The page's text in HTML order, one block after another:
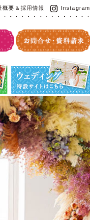
概要＆採用情報 Instagram
ウエディング特設サイト